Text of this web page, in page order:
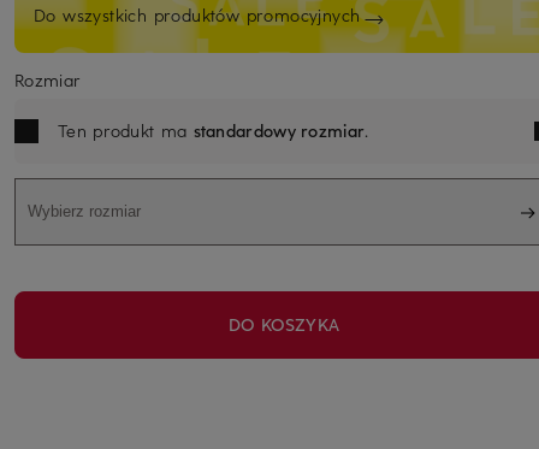
Do wszystkich produktów promocyjnych
Rozmiar
Ten produkt ma standardowy rozmiar.
Wybierz rozmiar
DO KOSZYKA